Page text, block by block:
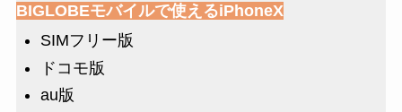
BIGLOBEモバイルで使えるiPhoneX
SIMフリー版
ドコモ版
au版